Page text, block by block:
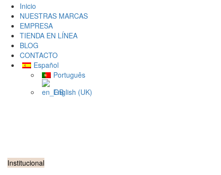
Inicio
NUESTRAS MARCAS
EMPRESA
TIENDA EN LÍNEA
BLOG
CONTACTO
Español
Português
English (UK)
Institucional